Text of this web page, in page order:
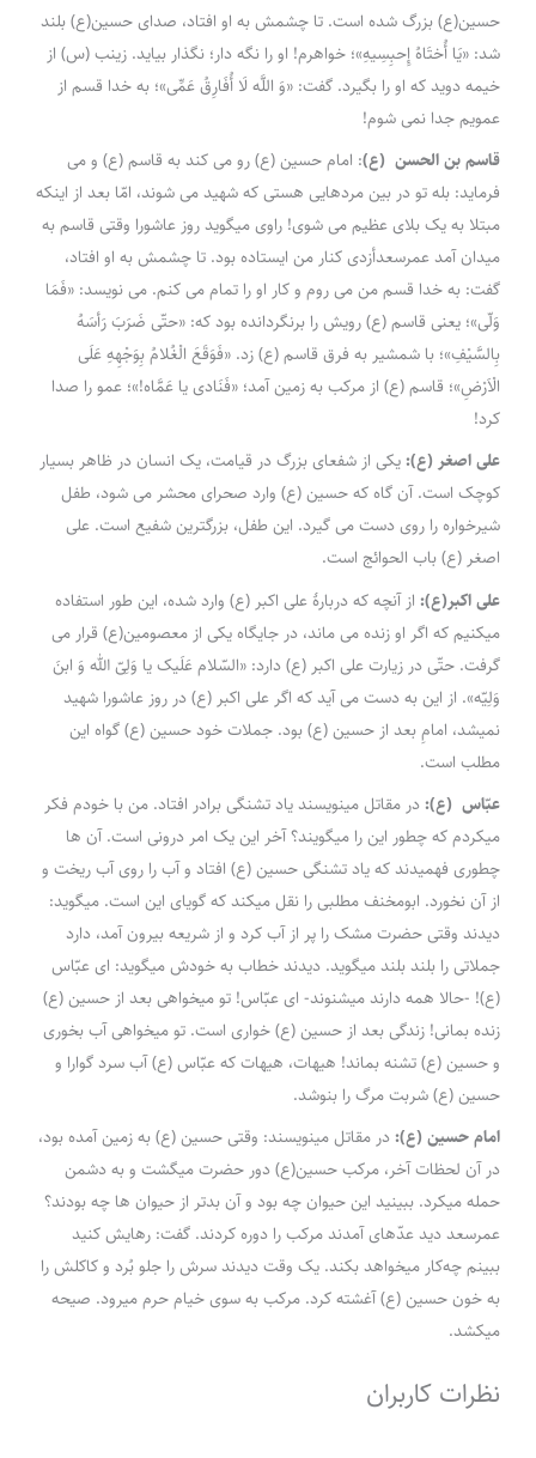
حسین(ع) بزرگ شده است. تا چشمش به او افتاد، صدای حسین(ع) بلند
شد: «یَا أُختَاهُ إِحبِسِیهِ»؛ خواهرم! او را نگه دار؛ نگذار بیاید. زینب (س) از
خیمه دوید که او را بگیرد. گفت: «وَ اللَّه لَا أُفَارِقُ عَمِّی»؛ به خدا قسم از
عمویم جدا نمی شوم!
قاسم بن الحسن (ع): امام حسین (ع) رو می کند به قاسم (ع) و می
فرماید: بله تو در بین مردهایی هستی که شهید می شوند، امّا بعد از اینکه
مبتلا به یک بلای عظیم می شوی! راوی میگوید روز عاشورا وقتی قاسم به
میدان آمد عمر‌سعدأزدی کنار من ایستاده بود. تا چشمش به او افتاد،
گفت: به خدا قسم من می روم و کار او را تمام می کنم. می نویسد: «فَمَا
وَلّی»؛ یعنی قاسم (ع) رویش را برنگردانده بود که: «حتّی ضَرَبَ رَأسَهُ
بِالسَّیْفِ»؛ با شمشیر به فرق قاسم (ع) زد. «فَوَقَعَ الْغُلامُ بِوَجْهِهِ عَلَی
الْاَرْضِ»؛ قاسم (ع) از مرکب به زمین آمد؛ «فَنَادی یا عَمَّاه!»؛ عمو را صدا
کرد!
علی اصغر (ع):یکی از شفعای بزرگ در قیامت، یک انسان در ظاهر بسیار
کوچک است. آن گاه که حسین (ع) وارد صحرای محشر می شود، طفل
شیرخواره را روی دست می گیرد. این طفل، بزرگترین شفیع است. علی
اصغر (ع) باب الحوائج است.
علی اکبر(ع): از آنچه که دربارۀ علی اکبر (ع) وارد شده، این طور استفاده
می‎کنیم که اگر او زنده می ماند، در جایگاه یکی از معصومین(ع) قرار می
گرفت. حتّی در زیارت علی اکبر (ع) دارد: «السّلام عَلَیک یا وَلِیّ الله وَ ابنَ
وَلِیّه». از این به دست می آید که اگر علی اکبر (ع) در روز عاشورا شهید
نمی‎شد، امامِ بعد از حسین (ع)‎ بود. جملات خود حسین (ع) گواه این
مطلب است.
عبّاس (ع):
در مقاتل می‎نویسند یاد تشنگی برادر افتاد. من با خودم فکر
می‎کردم که چطور این را می‎گویند؟ آخر این یک امر درونی است. آن ها
چطوری فهمیدند که یاد تشنگی حسین (ع) افتاد و آب را روی آب ریخت و
از آن نخورد. ابومخنف مطلبی را نقل می‎کند که گویای این است. می‎گوید:
دیدند وقتی حضرت مشک را پر از آب کرد و از شریعه بیرون آمد، دارد
جملاتی را بلند بلند می‎گوید. دیدند خطاب به خودش می‎گوید: ای عبّاس
(ع)! -حالا همه دارند می‎شنوند- ای عبّاس! تو می‎خواهی بعد از حسین (ع)
زنده بمانی! زندگی بعد از حسین (ع) خواری است. تو می‎خواهی آب بخوری
و حسین (ع) تشنه بماند! هیهات، هیهات که عبّاس (ع) آب سرد گوارا و
حسین (ع) شربت مرگ را بنوشد.
امام حسین (ع):
در مقاتل می‎نویسند: وقتی حسین (ع) به زمین آمده بود،
در آن لحظات آخر، مرکب حسین(ع) دور حضرت می‎گشت و به دشمن
حمله می‎کرد. ببینید این حیوان چه بود و آن بدتر از حیوان ها چه بودند؟
عمر‌سعد دید عدّه‎ای آمدند مرکب را دوره کردند. گفت: رهایش کنید
ببینم چه‌کار می‎خواهد بکند. یک وقت دیدند سرش را جلو بُرد و کاکلش را
به خون حسین (ع) آغشته کرد. مرکب به سوی خیام حرم می‎رود. صیحه
می‎کشد.
نظرات کاربران